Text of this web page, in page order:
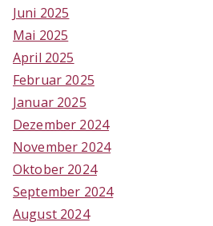
Juni 2025
Mai 2025
April 2025
Februar 2025
Januar 2025
Dezember 2024
November 2024
Oktober 2024
September 2024
August 2024